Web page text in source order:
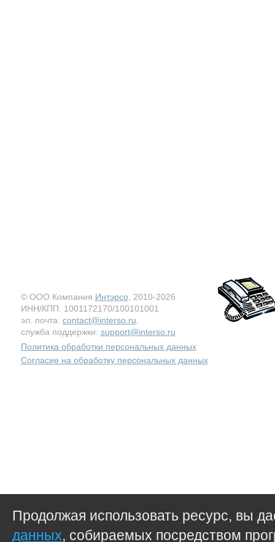
© ООО Компания Интэрсо , 2010-2026
ИНН/КПП: 1001172170/100101001
эл. почта: contact@interso.ru
служба поддержки: support@interso.ru
Политика обработки персональных данных
Согласие на обработку персональных данных
Продолжая использовать ресурс, вы
данных, собираемых посредством